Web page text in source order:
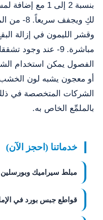
بنسبة 2 إلى 1
لكِ ويجفف
وقشر الليمون في إزالة
مباشرة. 9- عند وجود
الفصول يمكن استخدام
الشركات المتخصصة في
بالملمِّع الخاص به.
خدماتنا (احجز الآن)
مبلط سيراميك وبورسلين
قواطع جبس بورد في